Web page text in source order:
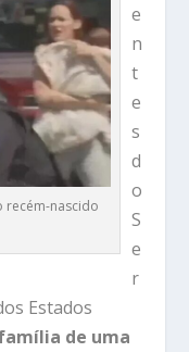
recém-nascido
e
n
t
e
s
d
o
S
e
r
Estados
de uma